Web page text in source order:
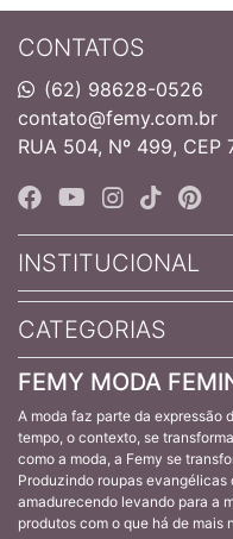
CONTATOS
(62) 98628-0526
contato@femy.com.br
RUA 504, Nº 499, CEP
INSTITUCIONAL
CATEGORIAS
FEMY MODA
A moda faz parte da expressão
tempo, o contexto, se
como a moda, a Femy se
Produzindo roupas
amadurecendo levando para a
produtos com o que há de